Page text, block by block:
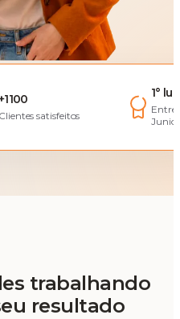
Clientes satisfeitos
1°
Entre
trabalhando
resultado